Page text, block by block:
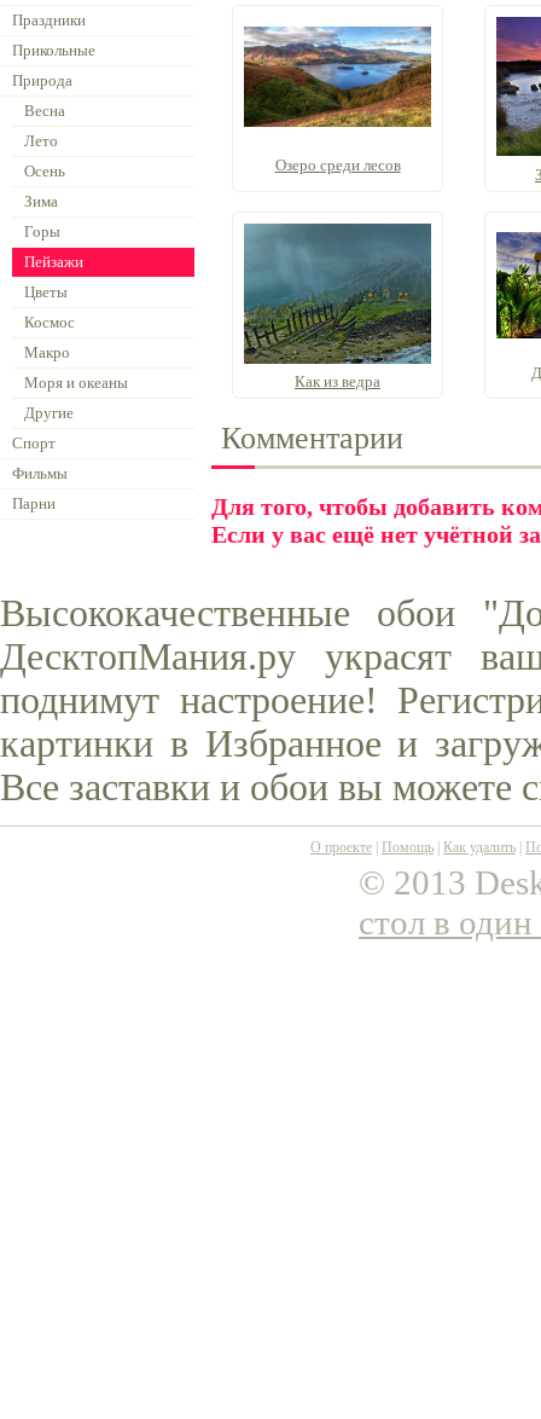
Праздники
Прикольные
Природа
Весна
Лето
Осень
Зима
Горы
Пейзажи
Цветы
Космос
Макро
Моря и океаны
Другие
Спорт
Фильмы
Парни
Озеро среди лесов
Как из ведра
Комментарии
Для того, чтобы добавить
Если у вас ещё нет учётной
Высококачественные обои
ДесктопМания.ру украсят
поднимут настроение!
картинки в Избранное и
Все заставки и обои вы можете
О проекте Помощь Как удалить
© 2013
стол в